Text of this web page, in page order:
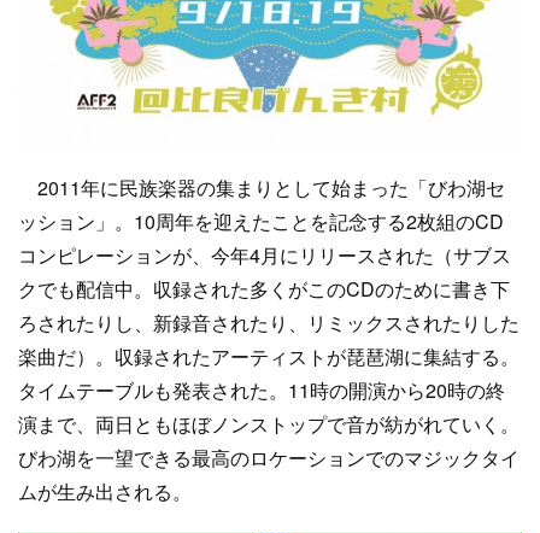
2011年に民族楽器の集まりとして始まった「びわ湖セ
ッション」。10周年を迎えたことを記念する2枚組のCD
コンピレーションが、今年4月にリリースされた（サブス
クでも配信中。収録された多くがこのCDのために書き下
ろされたりし、新録音されたり、リミックスされたりした
楽曲だ）。収録されたアーティストが琵琶湖に集結する。
タイムテーブルも発表された。11時の開演から20時の終
演まで、両日ともほぼノンストップで音が紡がれていく。
びわ湖を一望できる最高のロケーションでのマジックタイ
ムが生み出される。